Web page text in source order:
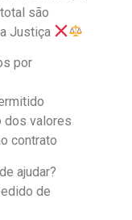
são
Justiça
por
dos valores
contrato
ajudar?
de